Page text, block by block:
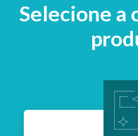
Selecione a